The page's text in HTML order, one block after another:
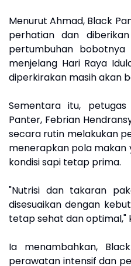
Menurut Ahmad, Black
perhatian dan
pertumbuhan bobotnya
menjelang Hari Raya
diperkirakan masih akan
Sementara itu,
Panter, Febrian
secara rutin melakukan
menerapkan pola makan
kondisi sapi tetap prima.
"Nutrisi dan takaran
disesuaikan dengan
tetap sehat dan optimal,"
Ia menambahkan,
perawatan intensif dan